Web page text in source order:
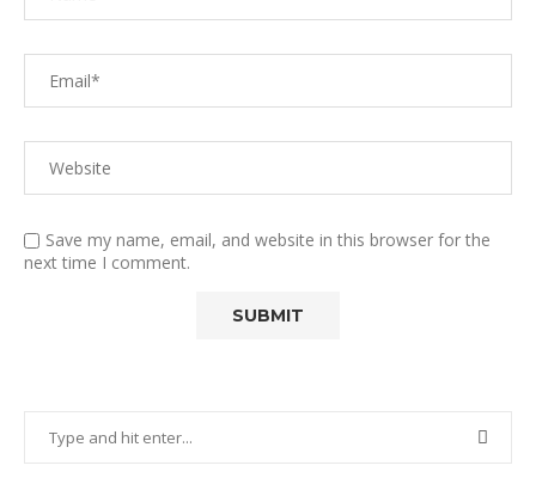
Save my name, email, and website in this browser for the
next time I comment.